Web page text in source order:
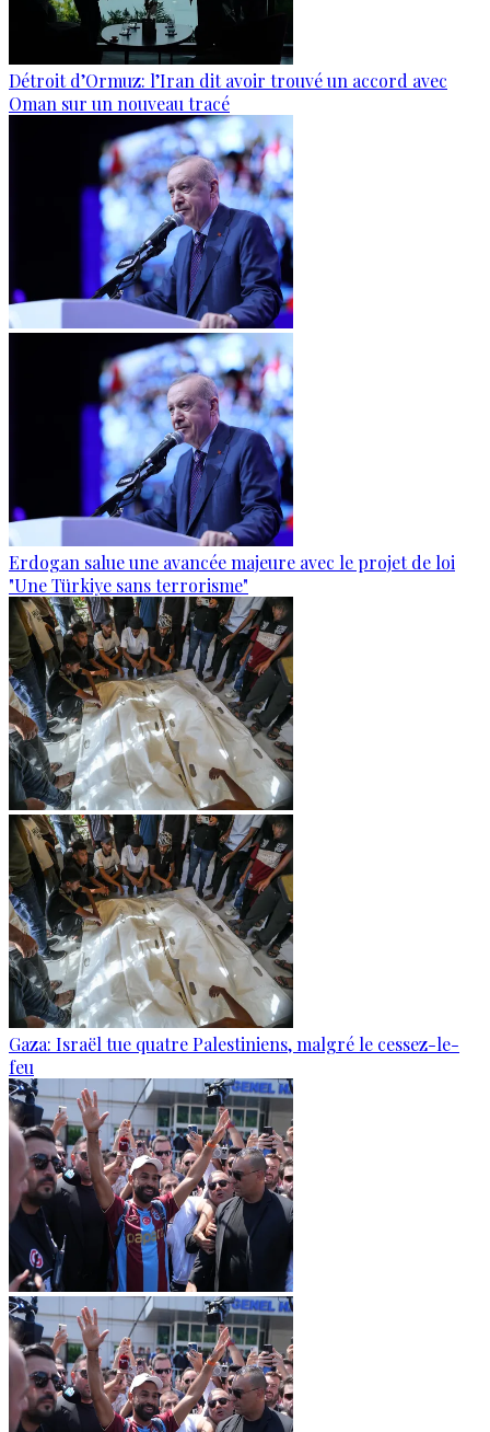
Détroit d’Ormuz: l’Iran dit avoir trouvé un accord avec
Oman sur un nouveau tracé
Erdogan salue une avancée majeure avec le projet de loi
"Une Türkiye sans terrorisme"
Gaza: Israël tue quatre Palestiniens, malgré le cessez-le-
feu